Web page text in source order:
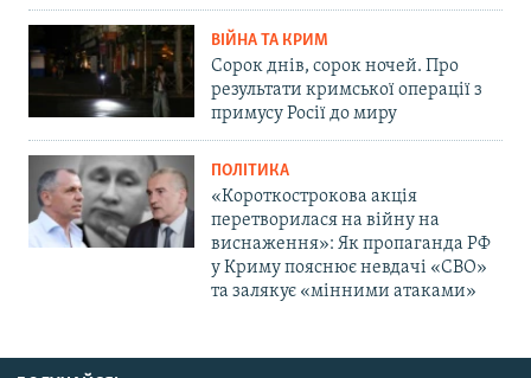
ВІЙНА ТА КРИМ
Сорок днів, сорок ночей. Про
результати кримської операції з
примусу Росії до миру
ПОЛІТИКА
«Короткострокова акція
перетворилася на війну на
виснаження»: Як пропаганда РФ
у Криму пояснює невдачі «СВО»
та залякує «мінними атаками»